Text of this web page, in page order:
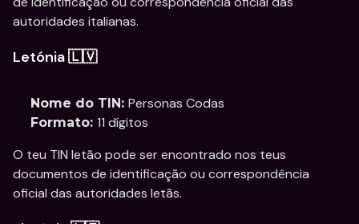
autoridades italianas.
Letónia 🇱🇻
Nome do TIN: Personas Codas
Formato: 11 dígitos
O teu TIN letão pode ser encontrado nos teus
documentos de identificação ou correspondência
oficial das autoridades letãs.